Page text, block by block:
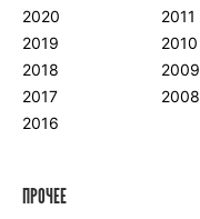
2020
2019
2018
2017
2016
2011
2010
2009
2008
ПРОЧЕЕ